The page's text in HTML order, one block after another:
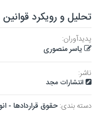
تحلیل و رویکرد
پدیدآوران:
یاسر منصوری
ناشر:
انتشارات مجد
دسته بندی:حقوق قراردادها -